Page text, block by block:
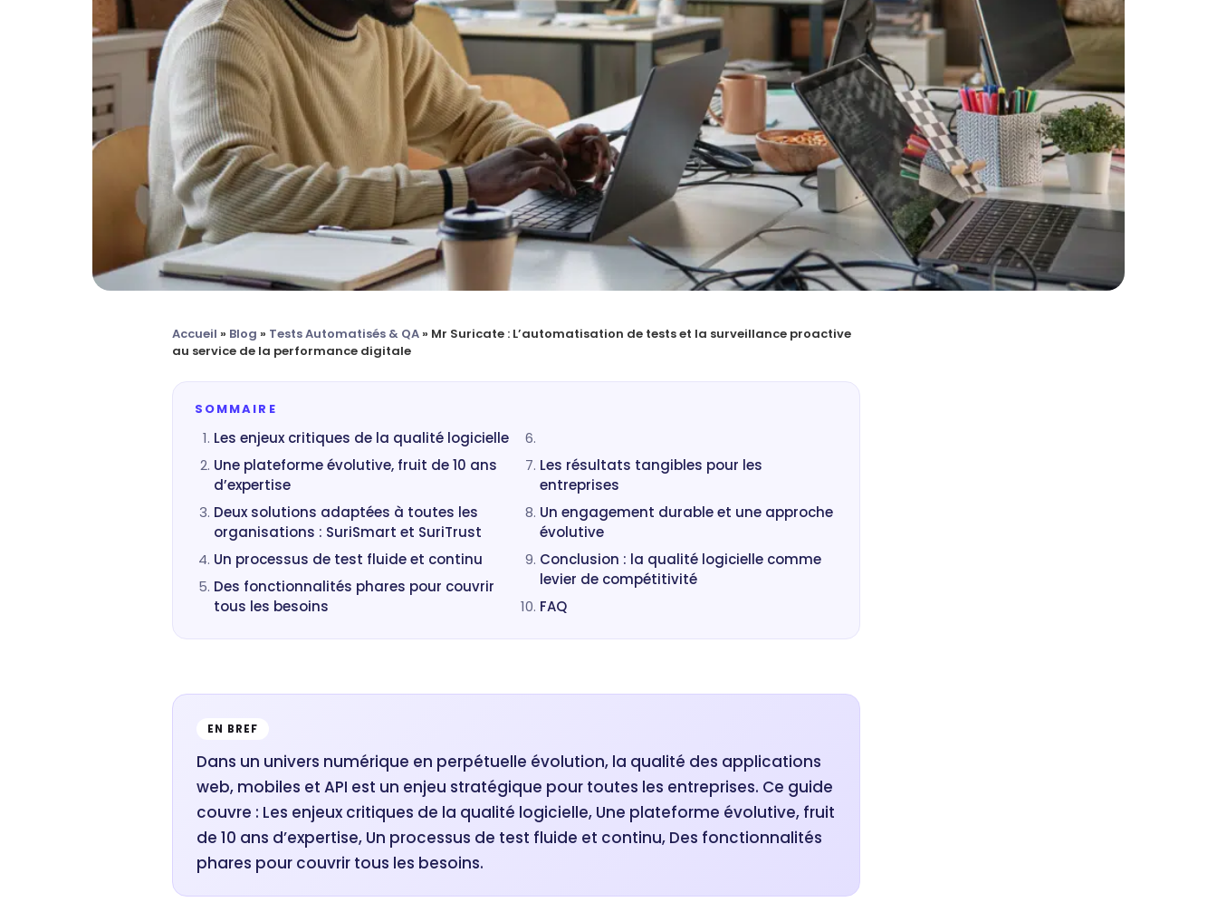
Accueil » Blog » Tests Automatisés & QA » Mr Suricate : L’automatisation de tests et la surveillance proactive
au service de la performance digitale
SOMMAIRE
Les enjeux critiques de la qualité logicielle
Une plateforme évolutive, fruit de 10 ans
d’expertise
Deux solutions adaptées à toutes les
organisations : SuriSmart et SuriTrust
Un processus de test fluide et continu
Des fonctionnalités phares pour couvrir
tous les besoins
Les résultats tangibles pour les
entreprises
Un engagement durable et une approche
évolutive
Conclusion : la qualité logicielle comme
levier de compétitivité
FAQ
EN BREF
Dans un univers numérique en perpétuelle évolution, la qualité des applications
web, mobiles et API est un enjeu stratégique pour toutes les entreprises. Ce guide
couvre : Les enjeux critiques de la qualité logicielle, Une plateforme évolutive, fruit
de 10 ans d’expertise, Un processus de test fluide et continu, Des fonctionnalités
phares pour couvrir tous les besoins.